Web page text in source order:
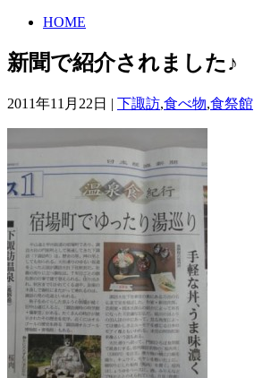
HOME
新聞で紹介されました♪
2011年11月22日 | 下諏訪,食べ物,食祭館